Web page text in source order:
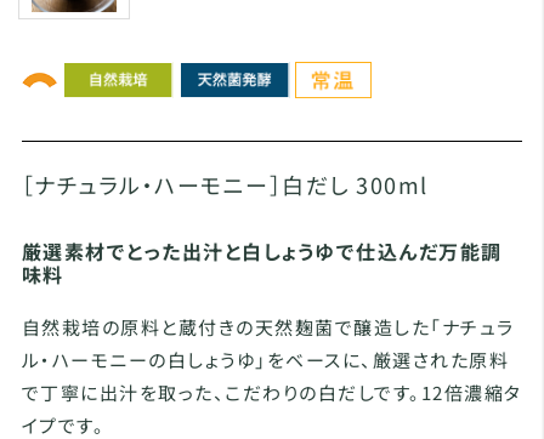
［ナチュラル・ハーモニー］白だし 300ml
厳選素材でとった出汁と白しょうゆで仕込んだ万能調
味料
自然栽培の原料と蔵付きの天然麹菌で醸造した「ナチュラ
ル・ハーモニーの白しょうゆ」をベースに、厳選された原料
で丁寧に出汁を取った、こだわりの白だしです。12倍濃縮タ
イプです。